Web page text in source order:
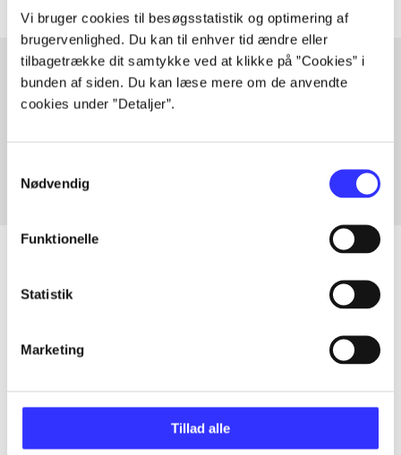
Vi bruger cookies til besøgsstatistik og optimering af
brugervenlighed. Du kan til enhver tid ændre eller
tilbagetrække dit samtykke ved at klikke på ”Cookies” i
bunden af siden. Du kan læse mere om de anvendte
cookies under ”Detaljer”.
Nødvendig
Funktionelle
Statistik
Marketing
Tillad alle
Artikler med samme emner
...